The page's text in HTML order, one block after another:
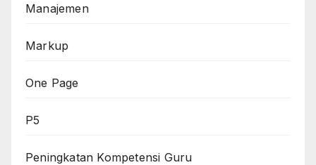
Manajemen
Markup
One Page
P5
Peningkatan Kompetensi Guru